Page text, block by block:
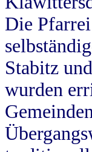
Die
Stabitz
wurden